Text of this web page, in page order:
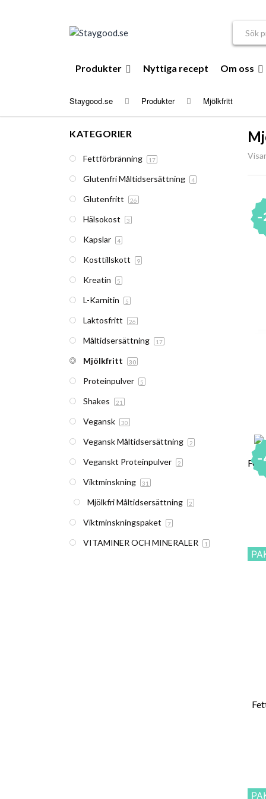
Produkter Nyttiga recept Om oss
Staygood.se Produkter Mjölkfritt
KATEGORIER
Fettförbränning 17
Glutenfri Måltidsersättning 4
Glutenfritt 26
Hälsokost 3
Kapslar 4
Kosttillskott 9
Kreatin 5
L-Karnitin 5
Laktosfritt 26
Måltidsersättning 17
Mjölkfritt 30
Proteinpulver 5
Shakes 21
Vegansk 30
Vegansk Måltidsersättning 2
Veganskt Proteinpulver 2
Viktminskning 31
Mjölkfri Måltidsersättning 2
Viktminskningspaket 7
VITAMINER OCH MINERALER 1